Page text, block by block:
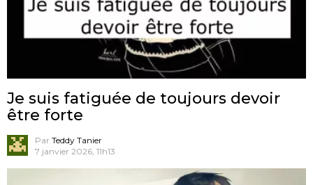
Je suis fatiguée de toujours devoir
être forte
Par Teddy Tanier
7 janvier 2026, 11h13